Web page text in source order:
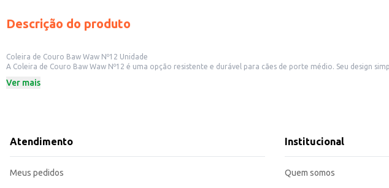
Descrição do produto
Coleira de Couro Baw Waw Nº12 Unidade
A Coleira de Couro Baw Waw Nº12 é uma opção resistente e durável para cães de porte médio. Seu design simples e funcional a torna adequada para o uso diário, oferecendo segurança e conforto ao animal. Ideal para uso em passeios
Dicas de uso:
A Coleira de Couro Baw Waw Nº12 oferece uma boa relação custo-benefício, sendo uma escolha prática e eficiente para donos de
opção popular para uso diário.
Marca: Baw Waw
Categoria: Brinquedo e acessório
Ver mais
Atendimento
Meus pedidos
Institucional
Quem somos